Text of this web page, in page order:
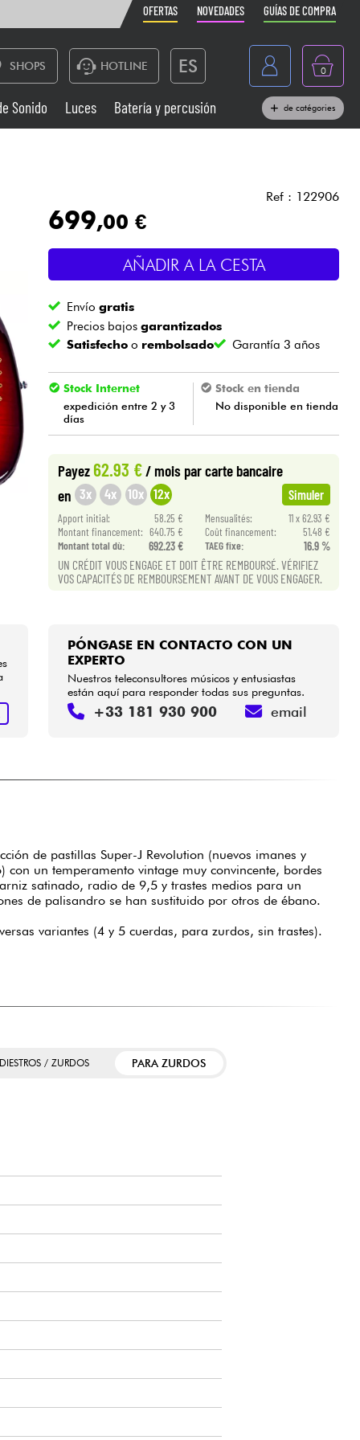
OFERTAS NOVEDADES GUÍAS DE COMPRA
SHOPS HOTLINE ES
France
Belgique
Nederland
0
Sistemas de Sonido
Vientos
Cables & Acces.
Sonido Luces Batería y percusión de catégories
Ref : 122906
699,00 €
AÑADIR A LA CESTA
Envíogratis
Precios bajosgarantizados
Satisfecho o rembolsado Garantía 3 años
Stock Internet
expedición entre 2 y 3
días
Stock en tienda
No disponible en tienda
Payez62.93 €/ mois par carte bancaire
en 3x 4x 10x 12x Simuler
Apport initial: 58.25 € Mensualités:
11 x 62.93 €
Montant financement: 640.75 € Coût financement:
51.48 €
Montant total dù:
692.23 € TAEG fixe: 16.9 %
UN CRÉDIT VOUS ENGAGE ET DOIT ÊTRE REMBOURSÉ. VÉRIFIEZ
VOS CAPACITÉS DE REMBOURSEMENT AVANT DE VOUS ENGAGER.
PÓNGASE EN CONTACTO CON UN
EXPERTO
Nuestros teleconsultores músicos y entusiastas
están aquí para responder todas sus preguntas.
+33 181 930 900 email
de pastillas Super-J Revolution (nuevos imanes y
con un temperamento vintage muy convincente, bordes
satinado, radio de 9,5 y trastes medios para un
de palisandro se han sustituido por otros de ébano.
variantes (4 y 5 cuerdas, para zurdos, sin trastes).
/ ZURDOS PARA ZURDOS